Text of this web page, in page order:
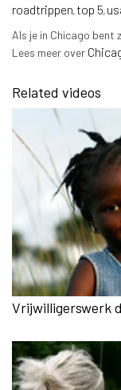
roadtrippen, top 5,
Als je in Chicago bent
Lees meer over
Related videos
Vrijwilligerswerk